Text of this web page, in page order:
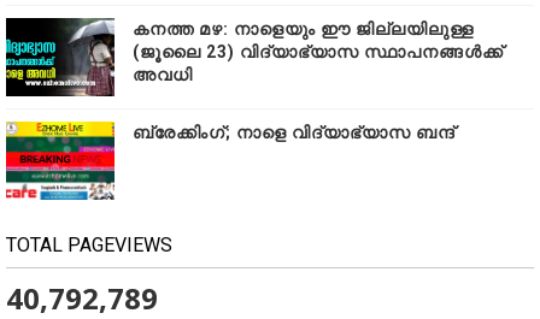
കനത്ത മഴ: നാളെയും ഈ ജില്ലയിലുള്ള
(ജൂലൈ 23) വിദ്യാഭ്യാസ സ്ഥാപനങ്ങൾക്ക്
അവധി
ബ്രേക്കിംഗ്; നാളെ വിദ്യാഭ്യാസ ബന്ദ്
TOTAL PAGEVIEWS
40,792,789